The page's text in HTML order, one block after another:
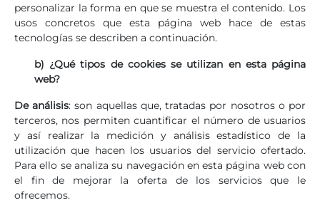
personalizar la forma en que se muestra el contenido. Los
usos concretos que esta página web hace de estas
tecnologías se describen a continuación.
b) ¿Qué tipos de cookies se utilizan en esta página
web?
De análisis: son aquellas que, tratadas por nosotros o por
terceros, nos permiten cuantificar el número de usuarios
y así realizar la medición y análisis estadístico de la
utilización que hacen los usuarios del servicio ofertado.
Para ello se analiza su navegación en esta página web con
el fin de mejorar la oferta de los servicios que le
ofrecemos.